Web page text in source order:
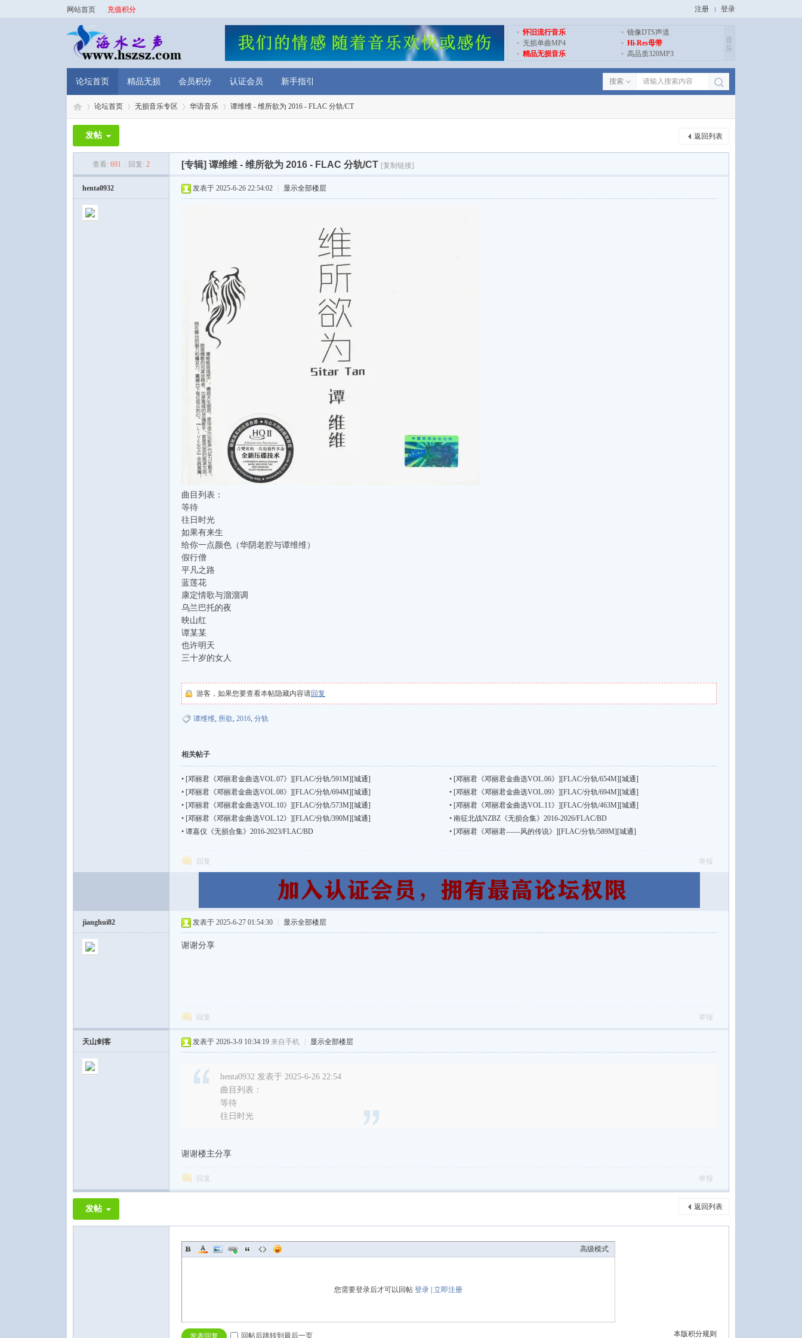
网站首页 充值积分 注册 登录
怀旧流行音乐
镜像DTS声道
无损单曲MP4
Hi-Res母带
精品无损音乐
高品质320MP3
音
乐
论坛首页 精品无损 会员积分 认证会员 新手指引 搜索
论
论坛首页 无损音乐专区 华语音乐
›
谭维维 - 维所欲为 2016 - FLAC 分轨/CT
返回列表
发帖
查看: 691 回复: 2 [专辑] 谭维维 - 维所欲为 2016 - FLAC 分轨/CT [复制链接]
henta0932 发表于 2025-6-26 22:54:02 显示全部楼层
曲目列表：
等待
往日时光
如果有来生
给你一点颜色（华阴老腔与谭维维）
假行僧
平凡之路
蓝莲花
康定情歌与溜溜调
乌兰巴托的夜
映山红
谭某某
也许明天
三十岁的女人
游客，如果您要查看本帖隐藏内容请回复
谭维维, 所欲, 2016, 分轨
相关帖子
• [邓丽君《邓丽君金曲选VOL.07》][FLAC/分轨/591M][城通] • [邓丽君《邓丽君金曲选VOL.06》][FLAC/分轨/654M][城通]
• [邓丽君《邓丽君金曲选VOL.08》][FLAC/分轨/694M][城通] • [邓丽君《邓丽君金曲选VOL.09》][FLAC/分轨/694M][城通]
• [邓丽君《邓丽君金曲选VOL.10》][FLAC/分轨/573M][城通] • [邓丽君《邓丽君金曲选VOL.11》][FLAC/分轨/463M][城通]
• [邓丽君《邓丽君金曲选VOL.12》][FLAC/分轨/390M][城通] • 南征北战NZBZ《无损合集》2016-2026/FLAC/BD
• 谭嘉仪《无损合集》2016-2023/FLAC/BD • [邓丽君《邓丽君——风的传说》][FLAC/分轨/589M][城通]
回复 举报
jianghui82 发表于 2025-6-27 01:54:30 显示全部楼层
谢谢分享
回复 举报
天山剑客 发表于 2026-3-9 10:34:19 来自手机 显示全部楼层
henta0932 发表于 2025-6-26 22:54
曲目列表：
等待
往日时光
谢谢楼主分享
回复 举报
返回列表
发帖
高级模式
您需要登录后才可以回帖 登录 立即注册
本版积分规则
发表回复 回帖后跳转到最后一页